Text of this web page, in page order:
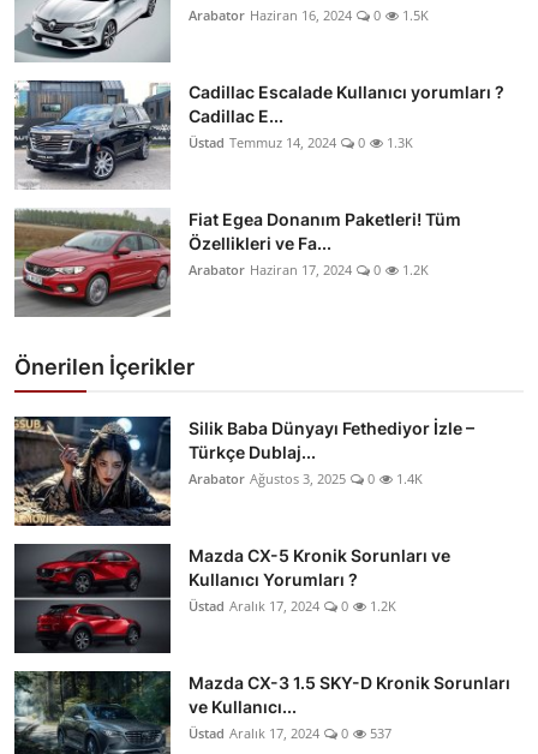
Arabator Haziran 16, 2024 0 1.5K
Cadillac Escalade Kullanıcı yorumları ?
Cadillac E...
Üstad Temmuz 14, 2024 0 1.3K
Fiat Egea Donanım Paketleri! Tüm
Özellikleri ve Fa...
Arabator Haziran 17, 2024 0 1.2K
Önerilen İçerikler
Silik Baba Dünyayı Fethediyor İzle –
Türkçe Dublaj...
Arabator Ağustos 3, 2025 0 1.4K
Mazda CX-5 Kronik Sorunları ve
Kullanıcı Yorumları ?
Üstad Aralık 17, 2024 0 1.2K
Mazda CX-3 1.5 SKY-D Kronik Sorunları
ve Kullanıcı...
Üstad Aralık 17, 2024 0 537